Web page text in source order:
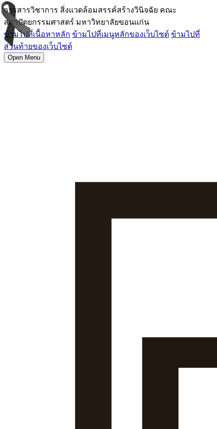
วารสารวิชาการ สิ่งแวดล้อมสรรค์สร้างวินิจฉัย คณะ
สถาปัตยกรรมศาสตร์ มหาวิทยาลัยขอนแก่น
ข้ามไปที่เนื้อหาหลัก ข้ามไปที่เมนูหลักของเว็บไซต์ ข้ามไปที่
ส่วนท้ายของเว็บไซต์
Open Menu